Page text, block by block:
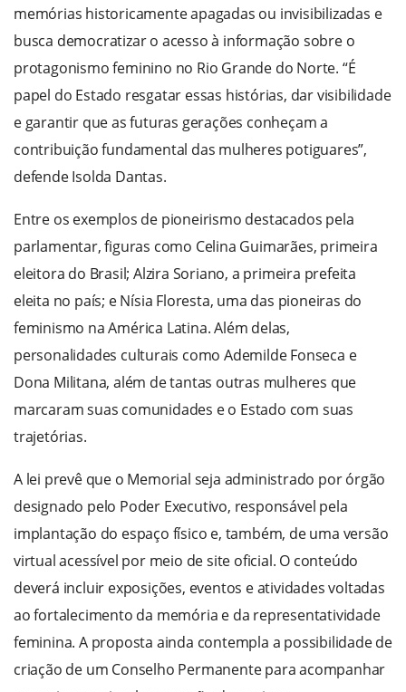
memórias historicamente apagadas ou invisibilizadas e
busca democratizar o acesso à informação sobre o
protagonismo feminino no Rio Grande do Norte. “É
papel do Estado resgatar essas histórias, dar visibilidade
e garantir que as futuras gerações conheçam a
contribuição fundamental das mulheres potiguares”,
defende Isolda Dantas.
Entre os exemplos de pioneirismo destacados pela
parlamentar, figuras como Celina Guimarães, primeira
eleitora do Brasil; Alzira Soriano, a primeira prefeita
eleita no país; e Nísia Floresta, uma das pioneiras do
feminismo na América Latina. Além delas,
personalidades culturais como Ademilde Fonseca e
Dona Militana, além de tantas outras mulheres que
marcaram suas comunidades e o Estado com suas
trajetórias.
A lei prevê que o Memorial seja administrado por órgão
designado pelo Poder Executivo, responsável pela
implantação do espaço físico e, também, de uma versão
virtual acessível por meio de site oficial. O conteúdo
deverá incluir exposições, eventos e atividades voltadas
ao fortalecimento da memória e da representatividade
feminina. A proposta ainda contempla a possibilidade de
criação de um Conselho Permanente para acompanhar